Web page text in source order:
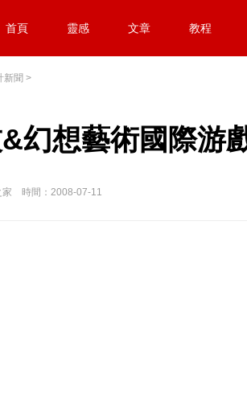
首頁 靈感 文章 教程
新聞 >
幻想藝術國際游
時間：2008-07-11